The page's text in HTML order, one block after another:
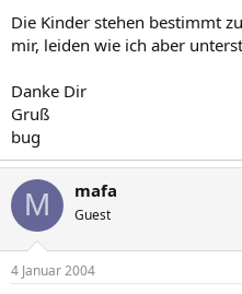
Die Kinder stehen bestimmt
mir, leiden wie ich aber
Danke Dir
Gruß
bug
M mafa
Guest
4 Januar 2004